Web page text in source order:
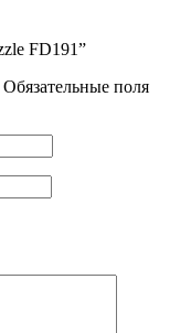
FD191”
Обязательные поля